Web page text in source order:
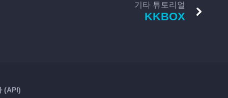
기타 튜토리얼
KKBOX
(API)